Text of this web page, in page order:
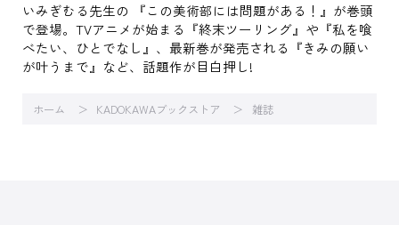
いみぎむる先生の 『この美術部には問題がある！』が巻頭
で登場。TVアニメが始まる『終末ツーリング』や『私を喰
べたい、ひとでなし』、最新巻が発売される『きみの願い
が叶うまで』など、話題作が目白押し!
ホーム KADOKAWAブックストア 雑誌